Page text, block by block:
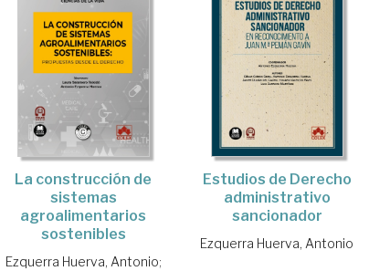
La construcción de
sistemas
agroalimentarios
sostenibles
Ezquerra Huerva, Antonio;
Estudios de Derecho
administrativo
sancionador
Ezquerra Huerva, Antonio